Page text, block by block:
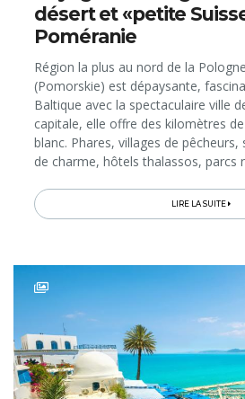
désert et «petite
Poméranie
Région la plus au nord de la
(Pomorskie) est dépaysante,
Baltique avec la spectaculaire ville
capitale, elle offre des kilomètres
blanc. Phares, villages de
de charme, hôtels thalassos, parcs
LIRE LA SUITE